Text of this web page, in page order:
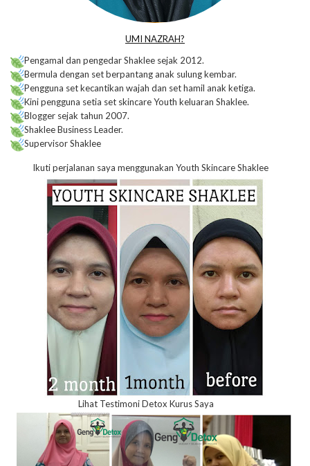
UMI NAZRAH?
Pengamal dan pengedar Shaklee sejak 2012.
Bermula dengan set berpantang anak sulung kembar.
Pengguna set kecantikan wajah dan set hamil anak ketiga.
Kini pengguna setia set skincare Youth keluaran Shaklee.
Blogger sejak tahun 2007.
Shaklee Business Leader.
Supervisor Shaklee
Ikuti perjalanan saya menggunakan Youth Skincare Shaklee
Lihat Testimoni Detox Kurus Saya